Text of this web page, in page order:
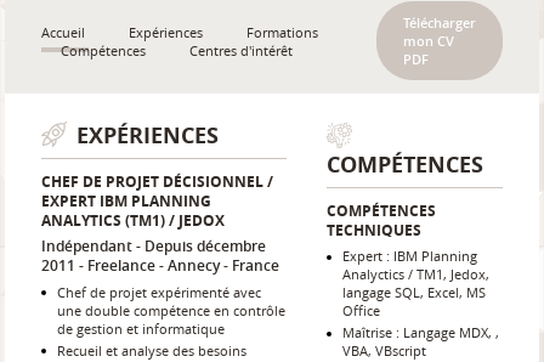
Accueil Expériences
Formations
Compétences
Centres d'intérêt
Télécharger
mon CV
PDF
EXPÉRIENCES
CHEF DE PROJET DÉCISIONNEL /
EXPERT IBM PLANNING
ANALYTICS (TM1) / JEDOX
Indépendant
Depuis décembre
2011
Freelance Annecy France
Chef de projet expérimenté avec
une double compétence en contrôle
de gestion et informatique
Recueil et analyse des besoins
COMPÉTENCES
COMPÉTENCES
TECHNIQUES
Expert : IBM Planning
Analyctics / TM1, Jedox,
langage SQL, Excel, MS
Office
Maîtrise : Langage MDX, ,
VBA, VBscript